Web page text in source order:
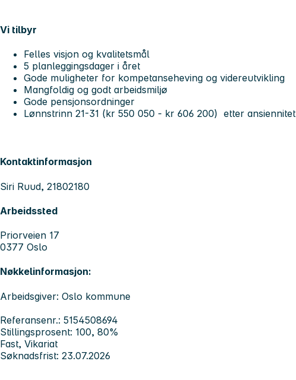
Vi tilbyr
Felles visjon og kvalitetsmål
5 planleggingsdager i året
Gode muligheter for kompetanseheving og videreutvikling
Mangfoldig og godt arbeidsmiljø
Gode pensjonsordninger
Lønnstrinn 21-31 (kr 550 050 - kr 606 200) etter ansiennitet
Kontaktinformasjon
Siri Ruud, 21802180
Arbeidssted
Priorveien 17
0377 Oslo
Nøkkelinformasjon:
Arbeidsgiver: Oslo kommune
Referansenr.: 5154508694
Stillingsprosent: 100, 80%
Fast, Vikariat
Søknadsfrist: 23.07.2026